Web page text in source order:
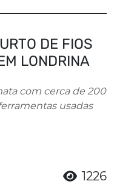
DE FIOS
LONDRINA
com cerca de 200
usadas
1226